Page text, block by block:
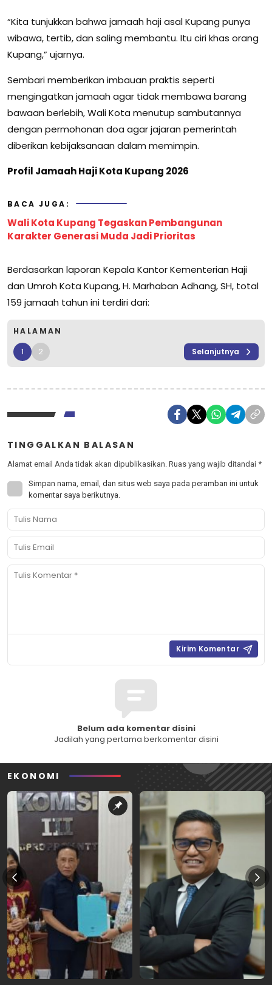
“Kita tunjukkan bahwa jamaah haji asal Kupang punya
wibawa, tertib, dan saling membantu. Itu ciri khas orang
Kupang,” ujarnya.
Sembari memberikan imbauan praktis seperti
mengingatkan jamaah agar tidak membawa barang
bawaan berlebih, Wali Kota menutup sambutannya
dengan permohonan doa agar jajaran pemerintah
diberikan kebijaksanaan dalam memimpin.
Profil Jamaah Haji Kota Kupang 2026
BACA JUGA:
Wali Kota Kupang Tegaskan Pembangunan
Karakter Generasi Muda Jadi Prioritas
Berdasarkan laporan Kepala Kantor Kementerian Haji
dan Umroh Kota Kupang, H. Marhaban Adhang, SH, total
159 jamaah tahun ini terdiri dari:
HALAMAN
1 2 Selanjutnya
TINGGALKAN BALASAN
Alamat email Anda tidak akan dipublikasikan. Ruas yang wajib ditandai *
Simpan nama, email, dan situs web saya pada peramban ini untuk
komentar saya berikutnya.
Belum ada komentar disini
Jadilah yang pertama berkomentar disini
EKONOMI